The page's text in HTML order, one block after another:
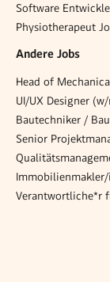
Software
Physiotherapeut
Andere Jobs
Head of
UI/UX Designer
Bautechniker /
Senior